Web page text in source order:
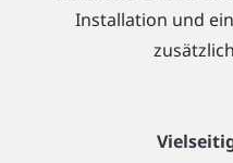
Installation und